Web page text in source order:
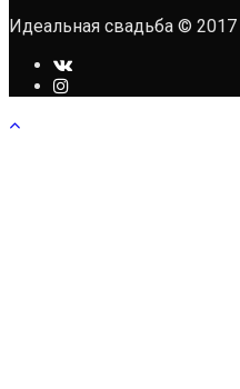
Идеальная свадьба © 2017